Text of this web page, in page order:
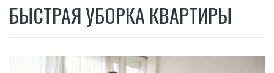
БЫСТРАЯ УБОРКА КВАРТИРЫ